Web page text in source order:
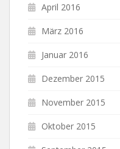
April 2016
März 2016
Januar 2016
Dezember 2015
November 2015
Oktober 2015